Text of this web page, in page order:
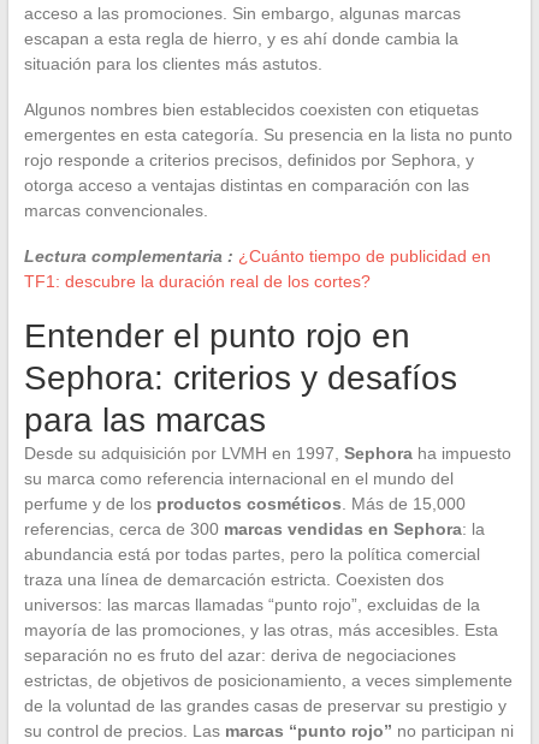
acceso a las promociones. Sin embargo, algunas marcas
escapan a esta regla de hierro, y es ahí donde cambia la
situación para los clientes más astutos.
Algunos nombres bien establecidos coexisten con etiquetas
emergentes en esta categoría. Su presencia en la lista no punto
rojo responde a criterios precisos, definidos por Sephora, y
otorga acceso a ventajas distintas en comparación con las
marcas convencionales.
Lectura complementaria : ¿Cuánto tiempo de publicidad en
TF1: descubre la duración real de los cortes?
Entender el punto rojo en
Sephora: criterios y desafíos
para las marcas
Desde su adquisición por LVMH en 1997, Sephoraha impuesto
su marca como referencia internacional en el mundo del
perfume y de los productos cosméticos . Más de 15,000
referencias, cerca de 300 marcas vendidas en Sephora: la
abundancia está por todas partes, pero la política comercial
traza una línea de demarcación estricta. Coexisten dos
universos: las marcas llamadas “punto rojo”, excluidas de la
mayoría de las promociones, y las otras, más accesibles. Esta
separación no es fruto del azar: deriva de negociaciones
estrictas, de objetivos de posicionamiento, a veces simplemente
de la voluntad de las grandes casas de preservar su prestigio y
su control de precios. Las marcas “punto rojo” no participan ni